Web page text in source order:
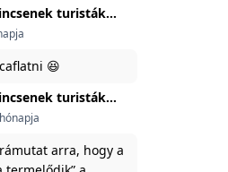
turisták
tenger felőli
😆
turisták
tenger felőli
arra, hogy a